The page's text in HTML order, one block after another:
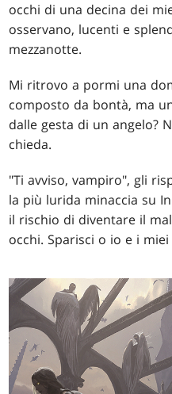
occhi di una decina dei
osservano, lucenti e
mezzanotte.
Mi ritrovo a pormi una
composto da bontà, ma
dalle gesta di un angelo?
chieda.
"Ti avviso, vampiro", gli
la più lurida minaccia su
il rischio di diventare il
occhi. Sparisci o io e i